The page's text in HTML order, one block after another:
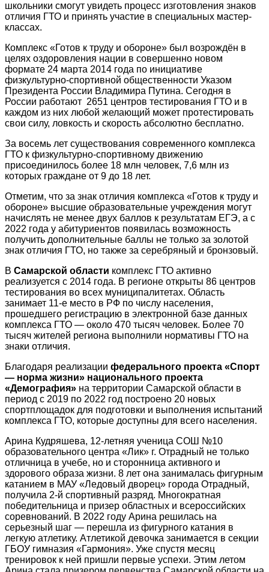
школьники смогут увидеть процесс изготовления знаков
отличия ГТО и принять участие в специальных мастер-
классах.
Комплекс «Готов к труду и обороне» был возрождён в
целях оздоровления нации в совершенно новом
формате 24 марта 2014 года по инициативе
физкультурно-спортивной общественности Указом
Президента России Владимира Путина. Сегодня в
России работают 2651 центров тестирования ГТО и в
каждом из них любой желающий может протестировать
свои силу, ловкость и скорость абсолютно бесплатно.
За восемь лет существования современного комплекса
ГТО к физкультурно-спортивному движению
присоединилось более 18 млн человек, 7,6 млн из
которых граждане от 9 до 18 лет.
Отметим, что за знак отличия комплекса «Готов к труду и
обороне» высшие образовательные учреждения могут
начислять не менее двух баллов к результатам ЕГЭ, а с
2022 года у абитуриентов появилась возможность
получить дополнительные баллы не только за золотой
знак отличия ГТО, но также за серебряный и бронзовый.
В Самарской области комплекс ГТО активно
реализуется с 2014 года. В регионе открыты 86 центров
тестирования во всех муниципалитетах. Область
занимает 11-е место в РФ по числу населения,
прошедшего регистрацию в электронной базе данных
комплекса ГТО — около 470 тысяч человек. Более 70
тысяч жителей региона выполнили нормативы ГТО на
знаки отличия.
Благодаря реализации федерального проекта «Спорт
— норма жизни» национального проекта
«Демография» на территории Самарской области в
период с 2019 по 2022 год построено 20 новых
спортплощадок для подготовки и выполнения испытаний
комплекса ГТО, которые доступны для всего населения.
Арина Кудряшева, 12-летняя ученица СОШ №10
образовательного центра «Лик» г. Отрадный не только
отличница в учебе, но и сторонница активного и
здорового образа жизни. 8 лет она занималась фигурным
катанием в МАУ «Ледовый дворец» города Отрадный,
получила 2-й спортивный разряд. Многократная
победительница и призер областных и всероссийских
соревнований. В 2022 году Арина решилась на
серьезный шаг — перешла из фигурного катания в
легкую атлетику. Атлетикой девочка занимается в секции
ГБОУ гимназия «Гармония». Уже спустя месяц
тренировок к ней пришли первые успехи. Этим летом